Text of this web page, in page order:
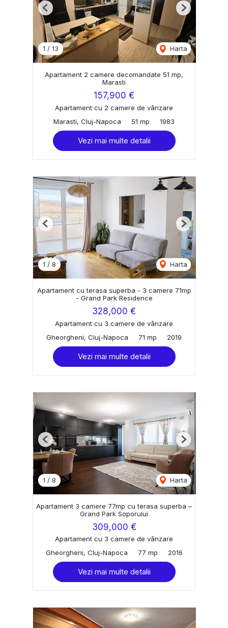
1 / 13 Harta
Previous Next
Apartament 2 camere decomandate 51 mp,
Marasti
157,900 €
Apartament cu 2 camere de vânzare
Marasti, Cluj-Napoca
51 mp 1983
Vezi mai multe detalii
1 / 8 Harta
Previous Next
Apartament cu terasa superba - 3 camere 71mp
- Grand Park Residence
328,000 €
Apartament cu 3 camere de vânzare
Gheorgheni, Cluj-Napoca
71 mp 2019
Vezi mai multe detalii
1 / 8 Harta
Previous Next
Apartament 3 camere 77mp cu terasa superba –
Grand Park Soporului
309,000 €
Apartament cu 3 camere de vânzare
Gheorgheni, Cluj-Napoca
77 mp 2016
Vezi mai multe detalii